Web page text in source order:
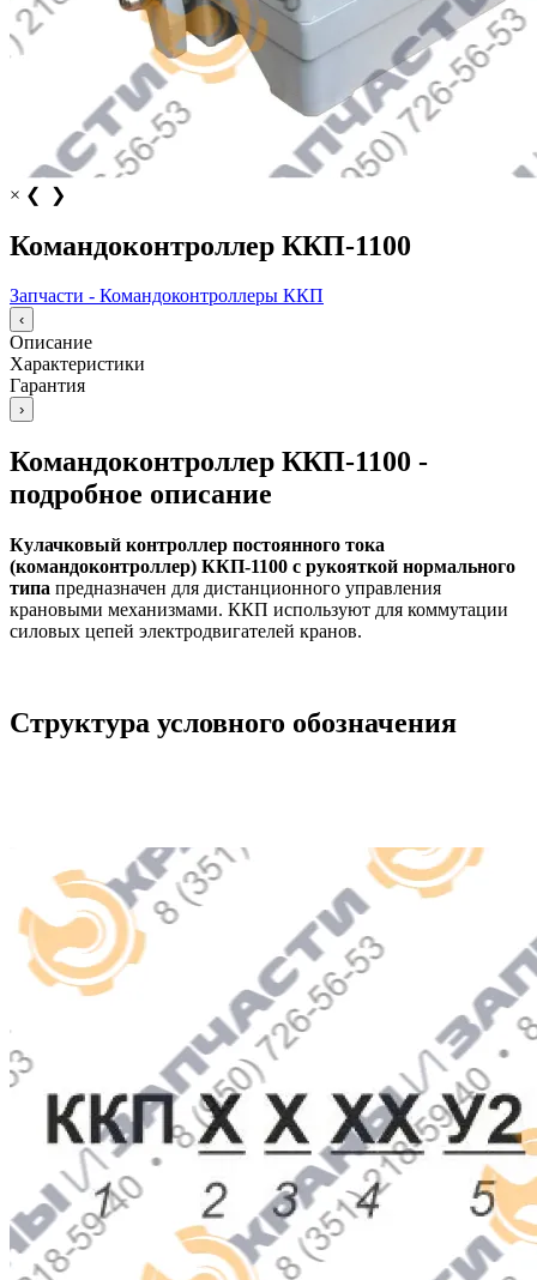
× ❮ ❯
Командоконтроллер ККП-1100
Запчасти - Командоконтроллеры ККП
‹
Описание
Характеристики
Гарантия
›
Командоконтроллер ККП-1100 -
подробное описание
Кулачковый контроллер постоянного тока
(командоконтроллер) ККП-1100 с рукояткой нормального
типа предназначен для дистанционного управления
крановыми механизмами. ККП используют для коммутации
силовых цепей электродвигателей кранов.
Структура условного обозначения